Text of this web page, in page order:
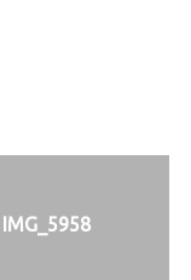
IMG_5958